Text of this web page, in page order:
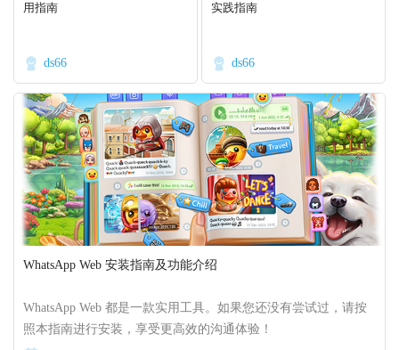
用指南
ds66
实践指南
ds66
WhatsApp Web 安装指南及功能介绍
WhatsApp Web 都是一款实用工具。如果您还没有尝试过，请按
照本指南进行安装，享受更高效的沟通体验！